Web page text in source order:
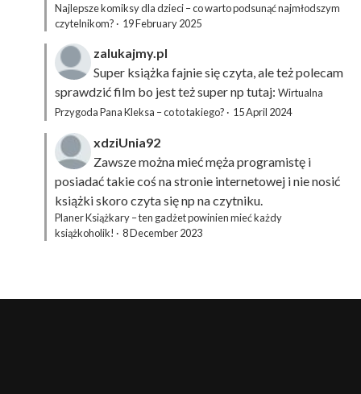
Najlepsze komiksy dla dzieci – co warto podsunąć najmłodszym
czytelnikom? · 19 February 2025
zalukajmy.pl
Super książka fajnie się czyta, ale też polecam
sprawdzić film bo jest też super np tutaj: Wirtualna
Przygoda Pana Kleksa – co to takiego? · 15 April 2024
xdziUnia92
Zawsze można mieć męża programistę i
posiadać takie coś na stronie internetowej i nie nosić
książki skoro czyta się np na czytniku.
Planer Książkary – ten gadżet powinien mieć każdy
książkoholik! · 8 December 2023